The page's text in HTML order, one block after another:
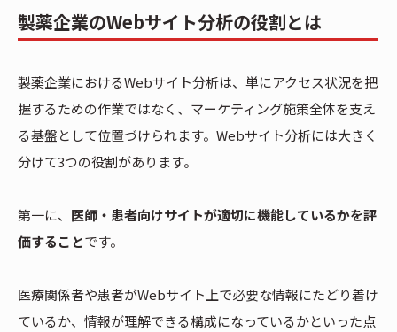
製薬企業のWebサイト分析の役割とは
製薬企業におけるWebサイト分析は、単にアクセス状況を把
握するための作業ではなく、マーケティング施策全体を支え
る基盤として位置づけられます。Webサイト分析には大きく
分けて3つの役割があります。
第一に、 医師・患者向けサイトが適切に機能しているかを評
価することです。
医療関係者や患者がWebサイト上で必要な情報にたどり着け
ているか、情報が理解できる構成になっているかといった点